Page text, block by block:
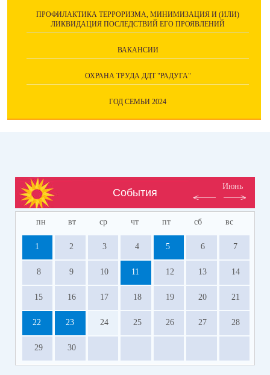
ПРОФИЛАКТИКА ТЕРРОРИЗМА, МИНИМИЗАЦИЯ И (ИЛИ)
ЛИКВИДАЦИЯ ПОСЛЕДСТВИЙ ЕГО ПРОЯВЛЕНИЙ
ВАКАНСИИ
ОХРАНА ТРУДА ДДТ "РАДУГА"
ГОД СЕМЬИ 2024
События
Июнь
пн вт ср чт пт сб вс
1 2 3 4 5 6 7
8 9 10 11 12 13 14
15 16 17 18 19 20 21
22 23 24 25 26 27 28
29 30